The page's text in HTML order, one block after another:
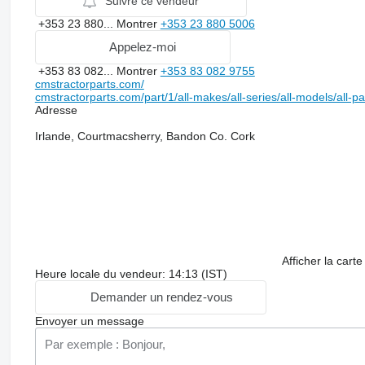
+353 23 880... Montrer +353 23 880 5006
Appelez-moi
+353 83 082... Montrer +353 83 082 9755
cmstractorparts.com/
cmstractorparts.com/part/1/all-makes/all-series/all-models/all-
Adresse
Irlande, Courtmacsherry, Bandon Co. Cork
Afficher la carte
Heure locale du vendeur: 14:13 (IST)
Demander un rendez-vous
Envoyer un message